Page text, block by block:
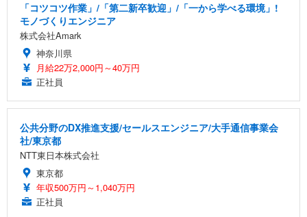
「コツコツ作業」/「第二新卒歓迎」/「一から学べる環境」!
モノづくりエンジニア
株式会社Amark
神奈川県
月給22万2,000円～40万円
正社員
公共分野のDX推進支援/セールスエンジニア/大手通信事業会
社/東京都
NTT東日本株式会社
東京都
年収500万円～1,040万円
正社員